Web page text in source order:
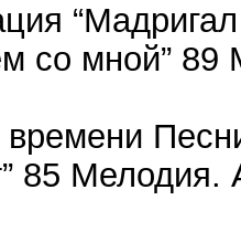
со мной”
85 Мелодия.